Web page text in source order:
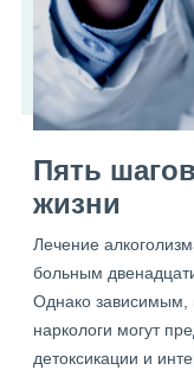
Пять
жизни
Лечение
больным
Однако зависимым,
наркологи могут
детоксикации и